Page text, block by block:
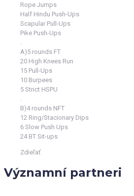
Rope Jumps
Half Hindu Push-Ups
Scapular Pull-Ups
Pike Push-Ups
.
A)5 rounds FT
20 High Knees Run
15 Pull-Ups
10 Burpees
5 Strict HSPU
.
B)4 rounds NFT
12 Ring/Stacionary Dips
6 Slow Push Ups
24 BT Sit-ups
Zdieľať
Významní partneri